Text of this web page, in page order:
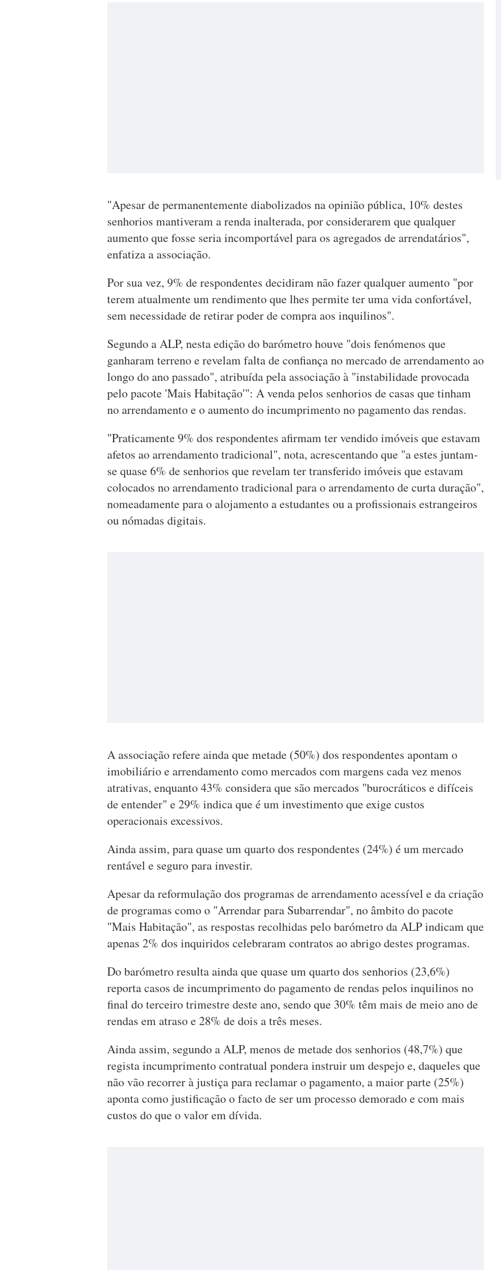
"Apesar de permanentemente diabolizados na opinião pública, 10% destes
senhorios mantiveram a renda inalterada, por considerarem que qualquer
aumento que fosse seria incomportável para os agregados de arrendatários",
enfatiza a associação.
Por sua vez, 9% de respondentes decidiram não fazer qualquer aumento "por
terem atualmente um rendimento que lhes permite ter uma vida confortável,
sem necessidade de retirar poder de compra aos inquilinos".
Segundo a ALP, nesta edição do barómetro houve "dois fenómenos que
ganharam terreno e revelam falta de confiança no mercado de arrendamento ao
longo do ano passado", atribuída pela associação à "instabilidade provocada
pelo pacote 'Mais Habitação'": A venda pelos senhorios de casas que tinham
no arrendamento e o aumento do incumprimento no pagamento das rendas.
"Praticamente 9% dos respondentes afirmam ter vendido imóveis que estavam
afetos ao arrendamento tradicional", nota, acrescentando que "a estes juntam-
se quase 6% de senhorios que revelam ter transferido imóveis que estavam
colocados no arrendamento tradicional para o arrendamento de curta duração",
nomeadamente para o alojamento a estudantes ou a profissionais estrangeiros
ou nómadas digitais.
A associação refere ainda que metade (50%) dos respondentes apontam o
imobiliário e arrendamento como mercados com margens cada vez menos
atrativas, enquanto 43% considera que são mercados "burocráticos e difíceis
de entender" e 29% indica que é um investimento que exige custos
operacionais excessivos.
Ainda assim, para quase um quarto dos respondentes (24%) é um mercado
rentável e seguro para investir.
Apesar da reformulação dos programas de arrendamento acessível e da criação
de programas como o "Arrendar para Subarrendar", no âmbito do pacote
"Mais Habitação", as respostas recolhidas pelo barómetro da ALP indicam que
apenas 2% dos inquiridos celebraram contratos ao abrigo destes programas.
Do barómetro resulta ainda que quase um quarto dos senhorios (23,6%)
reporta casos de incumprimento do pagamento de rendas pelos inquilinos no
final do terceiro trimestre deste ano, sendo que 30% têm mais de meio ano de
rendas em atraso e 28% de dois a três meses.
Ainda assim, segundo a ALP, menos de metade dos senhorios (48,7%) que
regista incumprimento contratual pondera instruir um despejo e, daqueles que
não vão recorrer à justiça para reclamar o pagamento, a maior parte (25%)
aponta como justificação o facto de ser um processo demorado e com mais
custos do que o valor em dívida.